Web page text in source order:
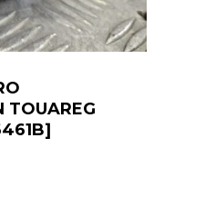
TOUAREG